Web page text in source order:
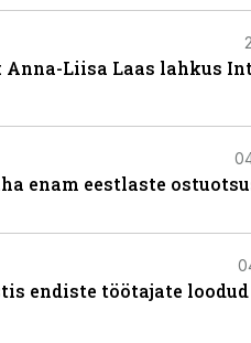
Anna-Liisa Laas lahkus
enam eestlaste
endiste töötajate